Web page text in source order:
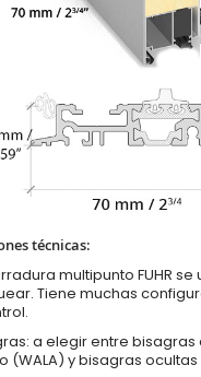
técnicas:
multipunto FUHR se
Tiene muchas
a elegir entre
(WALA) y bisagras ocultas